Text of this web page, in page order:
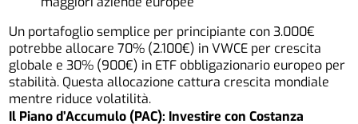
Un portafoglio semplice per principiante con 3.000€
potrebbe allocare 70% (2.100€) in VWCE per crescita
globale e 30% (900€) in ETF obbligazionario europeo per
stabilità. Questa allocazione cattura crescita mondiale
mentre riduce volatilità.
Il Piano d’Accumulo (PAC): Investire con Costanza